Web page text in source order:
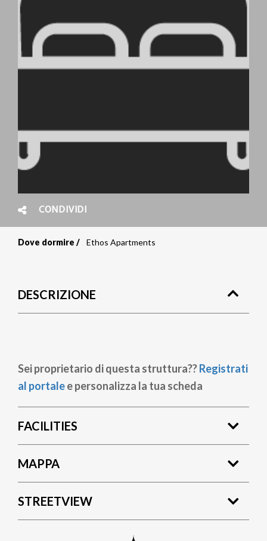
CONDIVIDI
pane
Dove dormire Ethos Apartments
DESCRIZIONE
Sei proprietario di questa struttura??Registrati
al portalee personalizza la tua scheda
FACILITIES
MAPPA
STREETVIEW